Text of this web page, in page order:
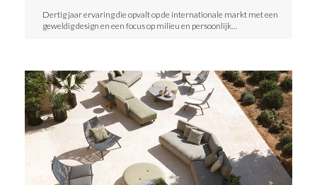
Dertig jaar ervaring die opvalt op de internationale markt met een
geweldig design en een focus op milieu en persoonlijk…